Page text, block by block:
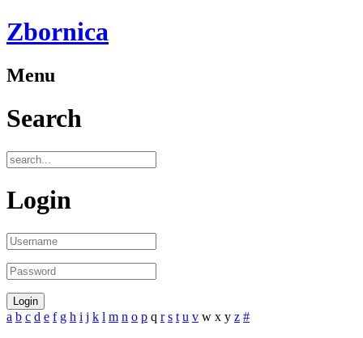
Zbornica
Menu
Search
Login
a b c d e f g h i j k l m n o p q r s t u v w x y z #